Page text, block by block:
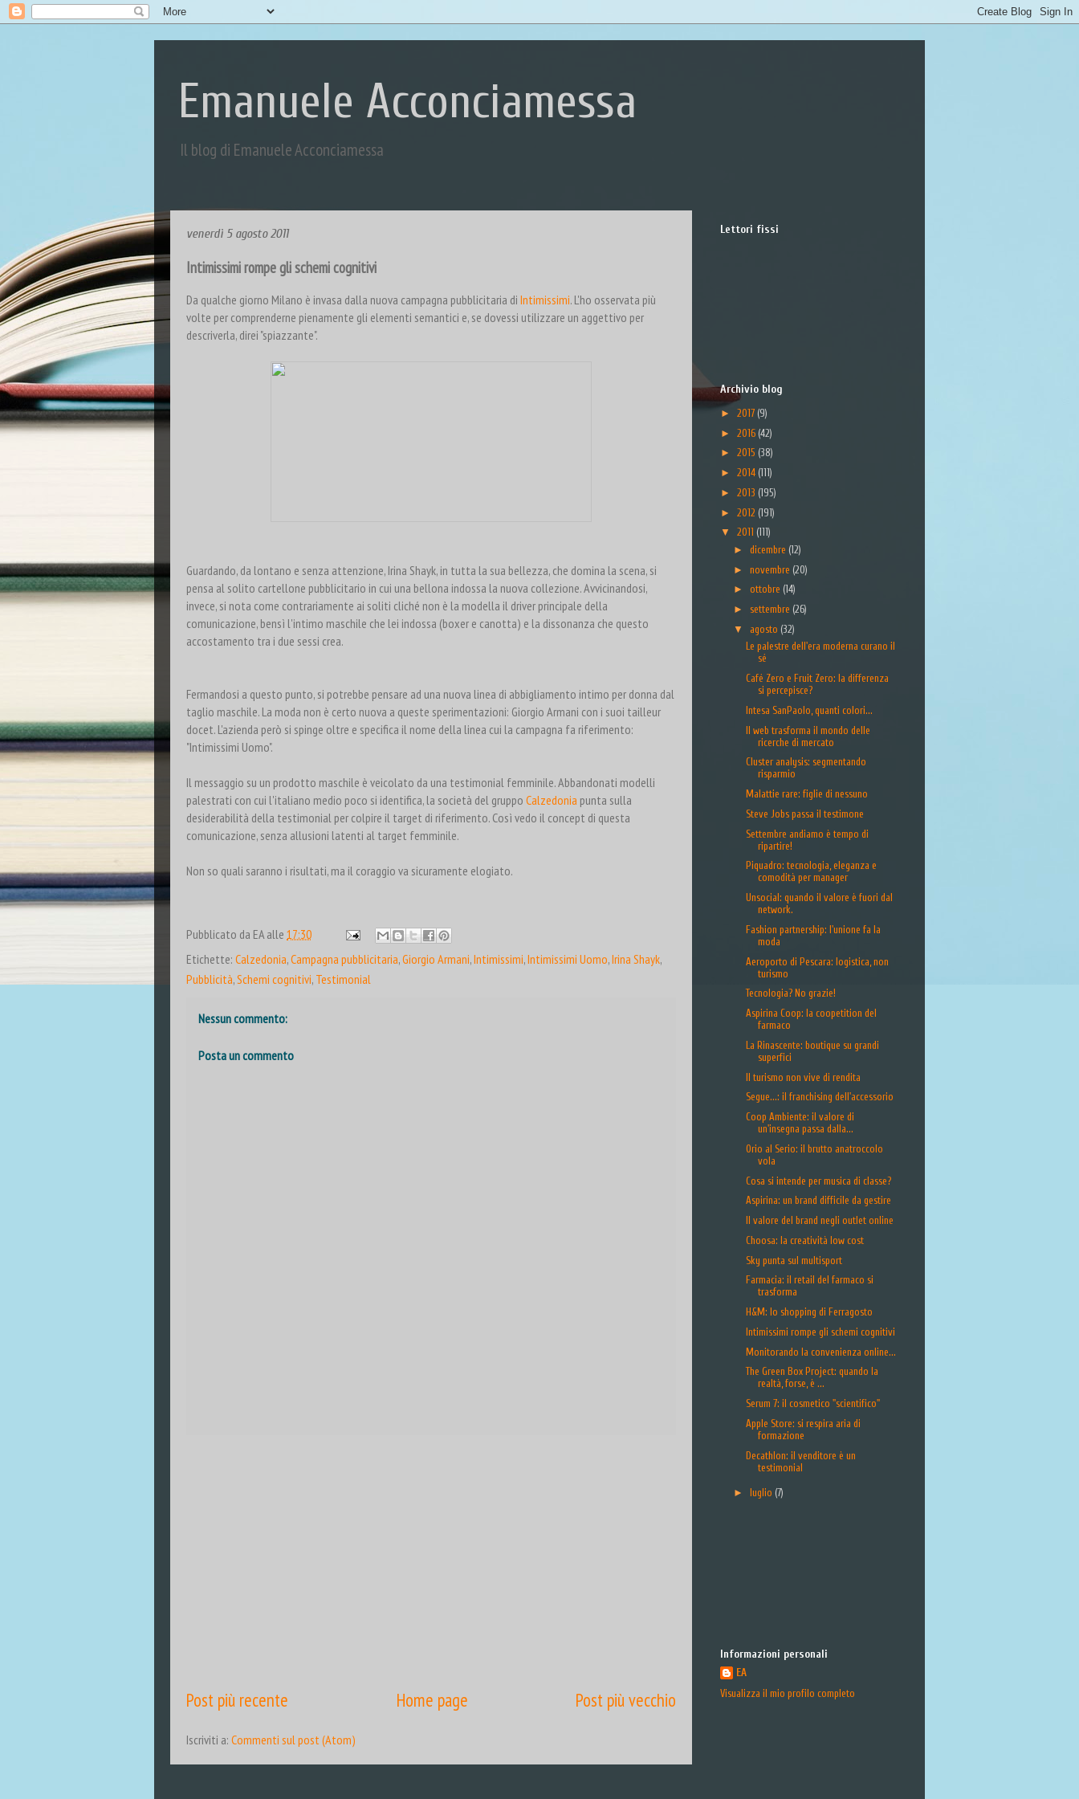
Emanuele Acconciamessa
Il blog di Emanuele Acconciamessa
venerdì 5 agosto 2011
Intimissimi rompe gli schemi cognitivi
Da qualche giorno Milano è invasa dalla nuova campagna pubblicitaria di Intimissimi. L'ho osservata più
volte per comprenderne pienamente gli elementi semantici e, se dovessi utilizzare un aggettivo per
descriverla, direi "spiazzante".
Guardando, da lontano e senza attenzione, Irina Shayk, in tutta la sua bellezza, che domina la scena, si
pensa al solito cartellone pubblicitario in cui una bellona indossa la nuova collezione. Avvicinandosi,
invece, si nota come contrariamente ai soliti cliché non è la modella il driver principale della
comunicazione, bensì l'intimo maschile che lei indossa (boxer e canotta) e la dissonanza che questo
accostamento tra i due sessi crea.
Fermandosi a questo punto, si potrebbe pensare ad una nuova linea di abbigliamento intimo per donna dal
taglio maschile. La moda non è certo nuova a queste sperimentazioni: Giorgio Armani con i suoi tailleur
docet. L'azienda però si spinge oltre e specifica il nome della linea cui la campagna fa riferimento:
"Intimissimi Uomo".
Il messaggio su un prodotto maschile è veicolato da una testimonial femminile. Abbandonati modelli
palestrati con cui l'italiano medio poco si identifica, la società del gruppo Calzedonia punta sulla
desiderabilità della testimonial per colpire il target di riferimento. Così vedo il concept di questa
comunicazione, senza allusioni latenti al target femminile.
Non so quali saranno i risultati, ma il coraggio va sicuramente elogiato.
Pubblicato da EA alle 17:30
Etichette: Calzedonia,Campagna pubblicitaria,Giorgio Armani,Intimissimi,Intimissimi Uomo,Irina Shayk,
Pubblicità,Schemi cognitivi, Testimonial
Nessun commento:
Posta un commento
Post più recente Post più vecchio
Home page
Iscriviti a: Commenti sul post (Atom)
Lettori fissi
Archivio blog
► 2017 (9)
► 2016 (42)
► 2015 (38)
► 2014 (111)
► 2013 (195)
► 2012 (191)
▼ 2011 (111)
► dicembre (12)
► novembre (20)
► ottobre (14)
► settembre (26)
▼ agosto (32)
Le palestre dell'era moderna curano il
sé
Café Zero e Fruit Zero: la differenza
si percepisce?
Intesa SanPaolo, quanti colori...
Il web trasforma il mondo delle
ricerche di mercato
Cluster analysis: segmentando
risparmio
Malattie rare: figlie di nessuno
Steve Jobs passa il testimone
Settembre andiamo è tempo di
ripartire!
Piquadro: tecnologia, eleganza e
comodità per manager
Unsocial: quando il valore è fuori dal
network.
Fashion partnership: l'unione fa la
moda
Aeroporto di Pescara: logistica, non
turismo
Tecnologia? No grazie!
Aspirina Coop: la coopetition del
farmaco
La Rinascente: boutique su grandi
superfici
Il turismo non vive di rendita
Segue...: il franchising dell'accessorio
Coop Ambiente: il valore di
un'insegna passa dalla...
Orio al Serio: il brutto anatroccolo
vola
Cosa si intende per musica di classe?
Aspirina: un brand difficile da gestire
Il valore del brand negli outlet online
Choosa: la creatività low cost
Sky punta sul multisport
Farmacia: il retail del farmaco si
trasforma
H&M: lo shopping di Ferragosto
Intimissimi rompe gli schemi cognitivi
Monitorando la convenienza online...
The Green Box Project: quando la
realtà, forse, è ...
Serum 7: il cosmetico "scientifico"
Apple Store: si respira aria di
formazione
Decathlon: il venditore è un
testimonial
► luglio (7)
Informazioni personali
EA
Visualizza il mio profilo completo